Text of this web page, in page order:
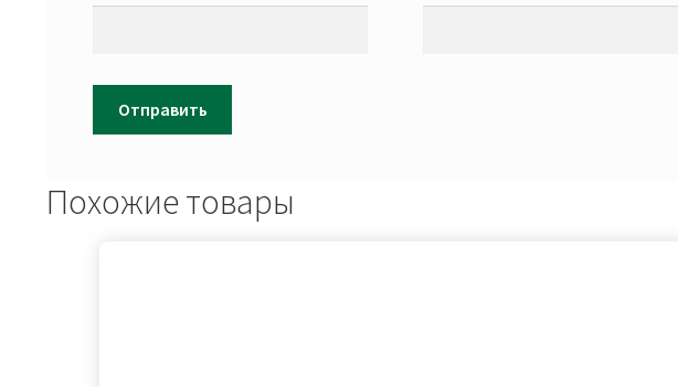
Похожие товары